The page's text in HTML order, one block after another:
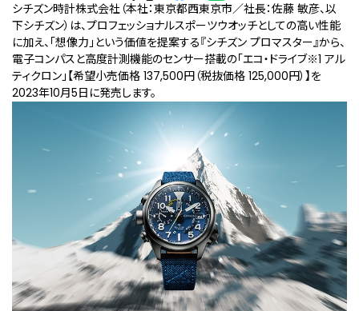
シチズン時計株式会社（本社：東京都西東京市／社長：佐藤 敏彦、以
下シチズン）は、プロフェッショナルスポーツウオッチとしての高い性能
に加え、「想像力」という価値を提案する『シチズン プロマスター』から、
電子コンパスと高度計測機能のセンサー搭載の「エコ・ドライブ※1 アル
ティクロン」【希望小売価格 137,500円（税抜価格 125,000円）】を
2023年10月5日に発売します。